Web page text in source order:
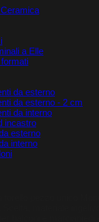
a Elle
da esterno
da esterno - 2 cm
da interno
incastro
esterno
interno